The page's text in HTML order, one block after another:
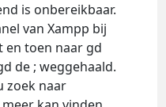
is onbereikbaar.
van Xampp bij
en toen naar gd
de ; weggehaald.
zoek naar